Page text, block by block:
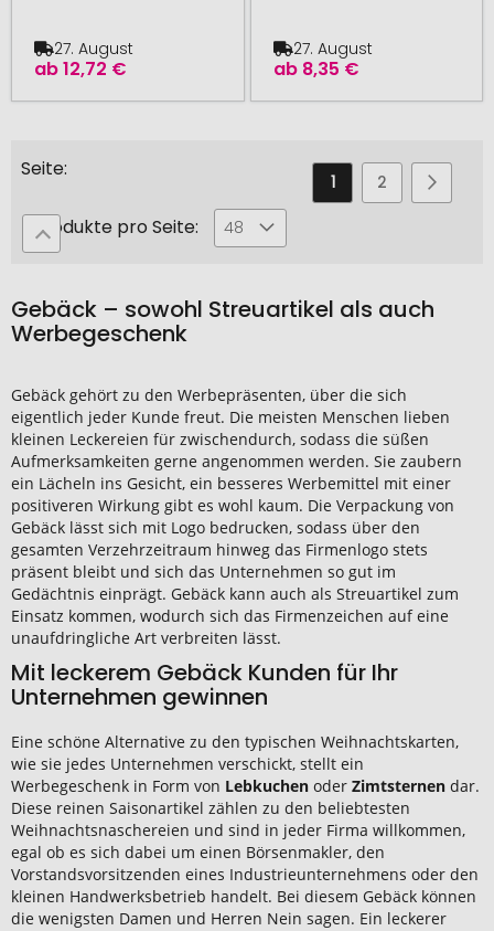
ab12,72 €
27. August
ab 8,35 €
27. August
Seite
Sie
Seite
1 Seite
2 Seite
3
Produkte pro Seite: 48
Gebäck – sowohl Streuartikel als auch
Werbegeschenk
Gebäck gehört zu den Werbepräsenten, über die sich
eigentlich jeder Kunde freut. Die meisten Menschen lieben
kleinen Leckereien für zwischendurch, sodass die süßen
Aufmerksamkeiten gerne angenommen werden. Sie zaubern
ein Lächeln ins Gesicht, ein besseres Werbemittel mit einer
positiveren Wirkung gibt es wohl kaum. Die Verpackung von
Gebäck lässt sich mit Logo bedrucken, sodass über den
gesamten Verzehrzeitraum hinweg das Firmenlogo stets
präsent bleibt und sich das Unternehmen so gut im
Gedächtnis einprägt. Gebäck kann auch als Streuartikel zum
Einsatz kommen, wodurch sich das Firmenzeichen auf eine
unaufdringliche Art verbreiten lässt.
Mit leckerem Gebäck Kunden für Ihr
Unternehmen gewinnen
Eine schöne Alternative zu den typischen Weihnachtskarten,
wie sie jedes Unternehmen verschickt, stellt ein
Werbegeschenk in Form von Lebkuchen oder Zimtsternen dar.
Diese reinen Saisonartikel zählen zu den beliebtesten
Weihnachtsnaschereien und sind in jeder Firma willkommen,
egal ob es sich dabei um einen Börsenmakler, den
Vorstandsvorsitzenden eines Industrieunternehmens oder den
kleinen Handwerksbetrieb handelt. Bei diesem Gebäck können
die wenigsten Damen und Herren Nein sagen. Ein leckerer